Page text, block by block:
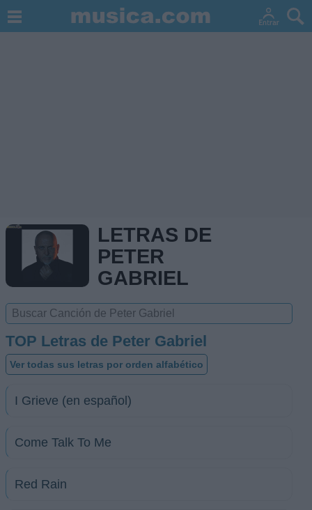
LETRAS DE
PETER
GABRIEL
TOP Letras de Peter Gabriel
Ver todas sus letras por orden alfabético
I Grieve (en español)
Come Talk To Me
Red Rain